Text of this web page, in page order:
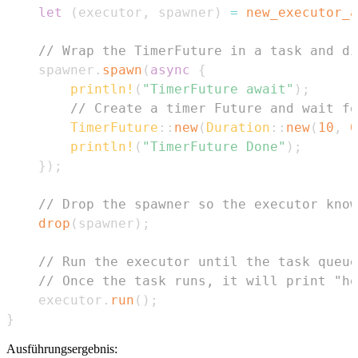
let
( executor , spawner ) =
// Wrap the TimerFuture in a task and
    spawner
. spawn ( async
{
println! ( "TimerFuture await" ) ;
// Create a timer Future and wait
TimerFuture :: new( Duration :: new( 10 ,
0
println! ( "TimerFuture Done" ) ;
} ) ;
// Drop the spawner so the executor
drop ( spawner ) ;
// Run the executor until the task
// Once the task runs, it will print
    executor
. run ( ) ;
}
Ausführungsergebnis: